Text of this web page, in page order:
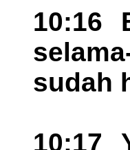
10:16
sudah
10:17